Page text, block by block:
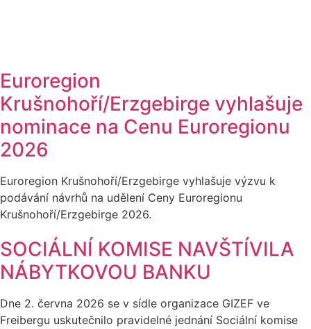
Euroregion
Krušnohoří/Erzgebirge vyhlašuje
nominace na Cenu Euroregionu
2026
Euroregion Krušnohoří/Erzgebirge vyhlašuje výzvu k
podávání návrhů na udělení Ceny Euroregionu
Krušnohoří/Erzgebirge 2026.
SOCIÁLNÍ KOMISE NAVŠTÍVILA
NÁBYTKOVOU BANKU
Dne 2. června 2026 se v sídle organizace GIZEF ve
Freibergu uskutečnilo pravidelné jednání Sociální komise